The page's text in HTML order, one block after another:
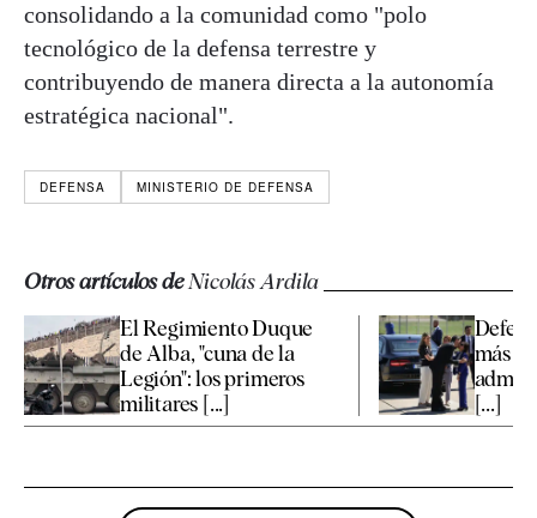
consolidando a la comunidad como "polo
tecnológico de la defensa terrestre y
contribuyendo de manera directa a la autonomía
estratégica nacional".
DEFENSA MINISTERIO DE DEFENSA
Otros artículos deNicolás Ardila
El Regimiento Duque
de Alba, "cuna de la
Legión": los primeros
militares [...]
más el
[...]